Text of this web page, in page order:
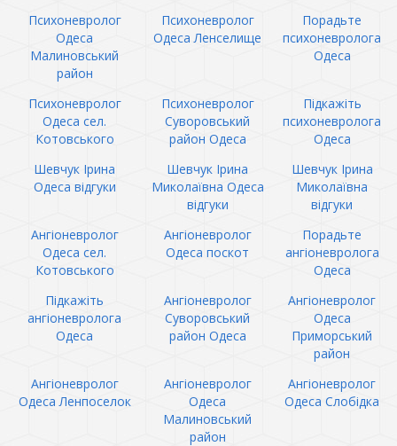
Психоневролог
Одеса
Малиновський
район
Психоневролог
Одеса Ленселище
Порадьте
психоневролога
Одеса
Психоневролог
Одеса сел.
Котовського
Психоневролог
Суворовський
район Одеса
Підкажіть
психоневролога
Одеса
Шевчук Ірина
Одеса відгуки
Шевчук Ірина
Миколаївна Одеса
відгуки
Шевчук Ірина
Миколаївна
відгуки
Ангіоневролог
Одеса сел.
Котовського
Ангіоневролог
Одеса поскот
Порадьте
ангіоневролога
Одеса
Підкажіть
ангіоневролога
Одеса
Ангіоневролог
Суворовський
район Одеса
Ангіоневролог
Одеса
Приморський
район
Ангіоневролог
Одеса Ленпоселок
Ангіоневролог
Одеса
Малиновський
район
Ангіоневролог
Одеса Слобідка